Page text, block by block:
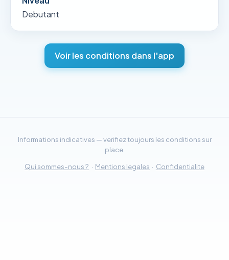
Debutant
Voir les conditions dans l'app
Informations indicatives — verifiez toujours les conditions sur
place.
Qui sommes-nous ? · Mentions legales · Confidentialite